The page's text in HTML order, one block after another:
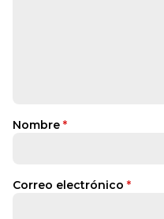
Nombre *
Correo electrónico *